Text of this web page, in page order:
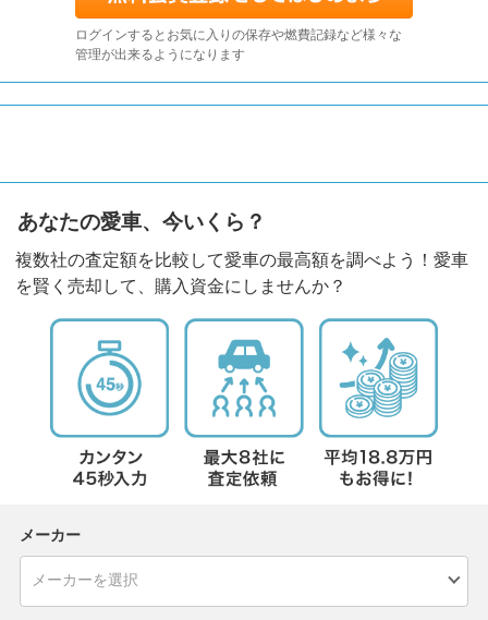
ログインするとお気に入りの保存や燃費記録など様々な
管理が出来るようになります
あなたの愛車、今いくら？
複数社の査定額を比較して愛車の最高額を調べよう！愛車
を賢く売却して、購入資金にしませんか？
メーカー